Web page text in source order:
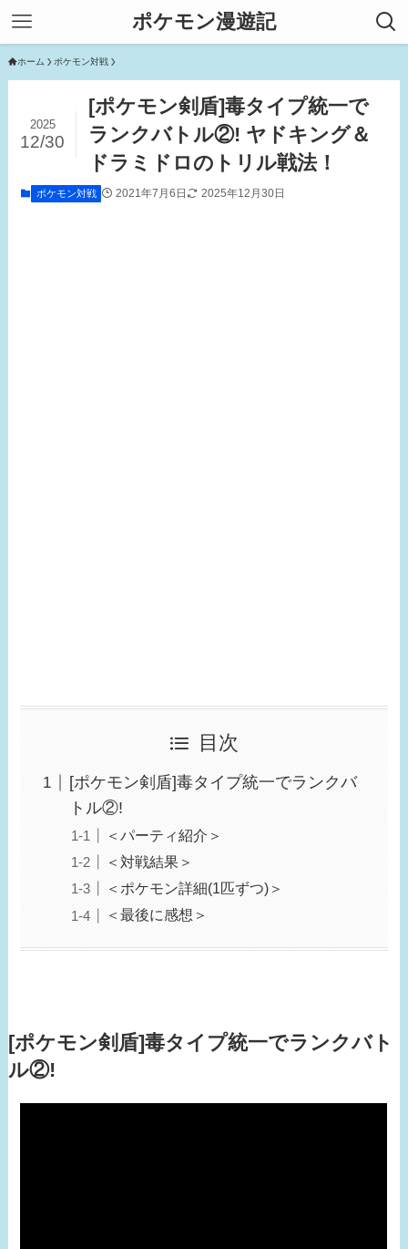
ポケモン漫遊記
ホーム ポケモン対戦
[ポケモン剣盾]毒タイプ統一で
ランクバトル②! ヤドキング＆
ドラミドロのトリル戦法！
2025
12/30
ポケモン対戦 2021年7月6日 2025年12月30日
目次
[ポケモン剣盾]毒タイプ統一でランクバ
トル②!
＜パーティ紹介＞
＜対戦結果＞
＜ポケモン詳細(1匹ずつ)＞
＜最後に感想＞
[ポケモン剣盾]毒タイプ統一でランクバト
ル②!